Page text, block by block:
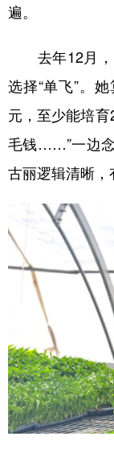
遍。
去年12月，
选择“单飞”。
元，至少能培
毛钱……”一边念
古丽逻辑清晰，